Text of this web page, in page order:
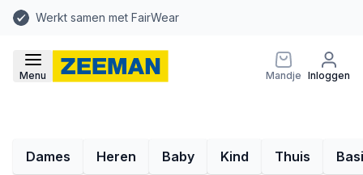
Werkt samen met FairWear
Menu Mandje Inloggen
Dames Heren Baby Kind Thuis